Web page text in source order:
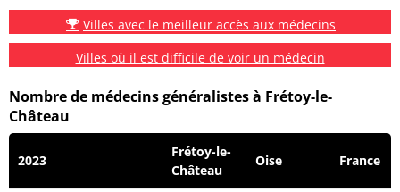
Villes avec le meilleur accès aux médecins
Villes où il est difficile de voir un médecin
Nombre de médecins généralistes à Frétoy-le-
Château
2023
Frétoy-le-
Château
Oise France